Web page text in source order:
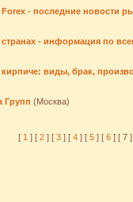
- последние новости
- информация по
виды, брак,
Групп (Москва)
[ 1 ] [ 2 ] [ 3 ] [ 4 ] [ 5 ] [ 6 ] [ 7